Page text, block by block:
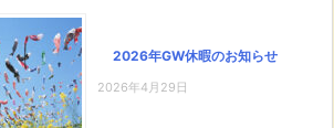
2026年GW休暇のお知らせ
2026年4月29日